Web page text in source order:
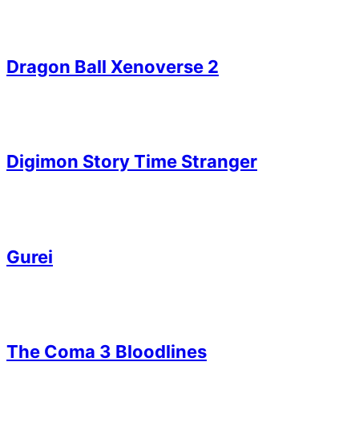
Dragon Ball Xenoverse 2
Digimon Story Time Stranger
Gurei
The Coma 3 Bloodlines